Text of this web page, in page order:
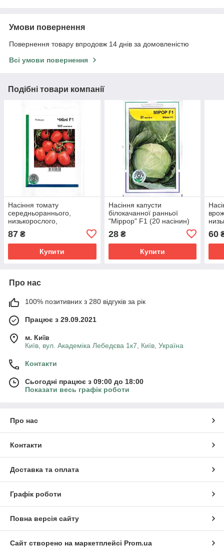
Умови повернення
Повернення товару впродовж 14 днів за домовленістю
Всі умови повернення
Подібні товари компанії
Насіння томату
середньораннього,
низькорослого,
(100 насінин) від
Syngenta, Голандія
87 ₴
Купити
Насіння капусти
білокачанної ранньої
"Міррор" F1 (20 насінин)
28₴
Купити
60
Про нас
100% позитивних з 280 відгуків за рік
Працює з 29.09.2021
м. Київ
Київ, вул. Академіка Лебедєва 1к7, Київ, Україна
Контакти
Сьогодні працює з 09:00 до 18:00
Показати весь графік роботи
Про нас
Контакти
Доставка та оплата
Графік роботи
Повна версія сайту
Сайт створено на маркетплейсі Prom.ua